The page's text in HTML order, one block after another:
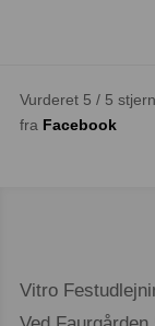
Vurderet 5 / 5
fra Facebook
Vitro